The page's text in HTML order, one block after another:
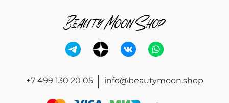
+7 499 130 20 05 info@beautymoon.shop